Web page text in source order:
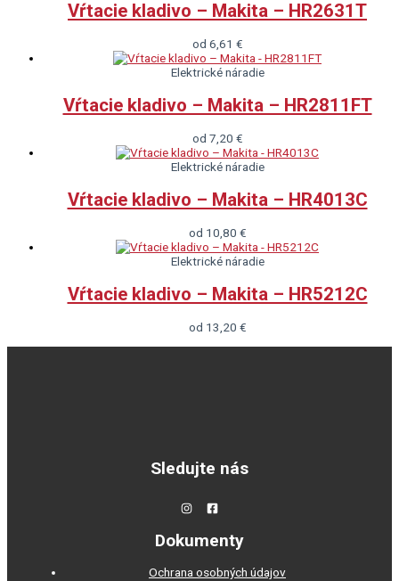
Vŕtacie kladivo – Makita – HR2631T
od 6,61 €
Elektrické náradie
Vŕtacie kladivo – Makita – HR2811FT
od 7,20 €
Elektrické náradie
Vŕtacie kladivo – Makita – HR4013C
od 10,80 €
Elektrické náradie
Vŕtacie kladivo – Makita – HR5212C
od 13,20 €
Sledujte nás
Dokumenty
Ochrana osobných údajov